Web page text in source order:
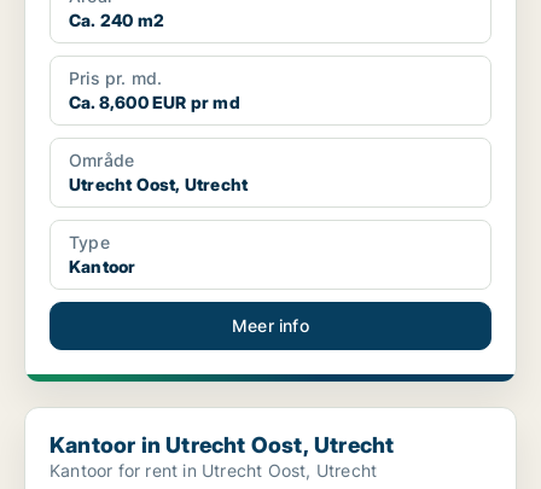
Ca. 240 m2
Pris pr. md.
Ca. 8,600 EUR pr md
Område
Utrecht Oost, Utrecht
Type
Kantoor
Meer info
Kantoor in Utrecht Oost, Utrecht
Kantoor in Utrecht Oost, Utrecht
Kantoor for rent in Utrecht Oost, Utrecht